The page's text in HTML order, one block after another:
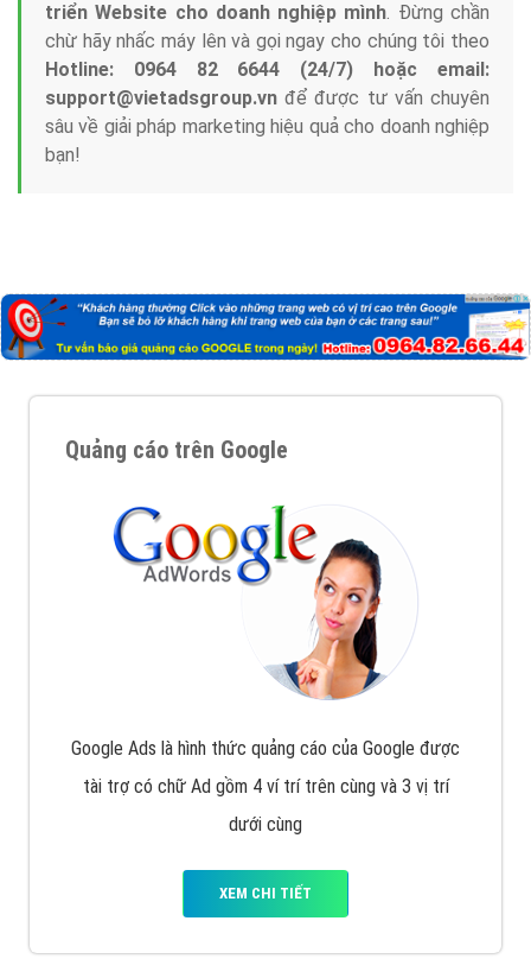
triển Website cho doanh nghiệp mình. Đừng chần
chừ hãy nhấc máy lên và gọi ngay cho chúng tôi theo
Hotline: 0964 82 6644 (24/7) hoặc email:
support@vietadsgroup.vn để được tư vấn chuyên
sâu về giải pháp marketing hiệu quả cho doanh nghiệp
bạn!
Quảng cáo trên Google
Google Ads là hình thức quảng cáo của Google được
tài trợ có chữ Ad gồm 4 ví trí trên cùng và 3 vị trí
dưới cùng
XEM CHI TIẾT